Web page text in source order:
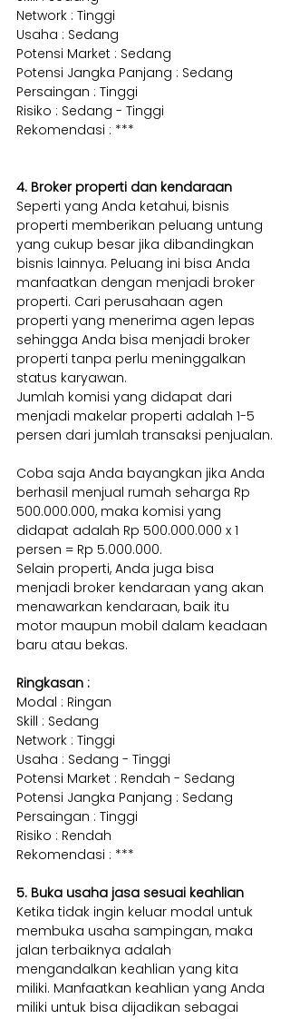
Network : Tinggi
Usaha : Sedang
Potensi Market : Sedang
Potensi Jangka Panjang : Sedang
Persaingan : Tinggi
Risiko : Sedang - Tinggi
Rekomendasi : ***
4. Broker properti dan kendaraan
Seperti yang Anda ketahui, bisnis
properti memberikan peluang untung
yang cukup besar jika dibandingkan
bisnis lainnya. Peluang ini bisa Anda
manfaatkan dengan menjadi broker
properti. Cari perusahaan agen
properti yang menerima agen lepas
sehingga Anda bisa menjadi broker
properti tanpa perlu meninggalkan
status karyawan.
Jumlah komisi yang didapat dari
menjadi makelar properti adalah 1-5
persen dari jumlah transaksi penjualan.
Coba saja Anda bayangkan jika Anda
berhasil menjual rumah seharga Rp
500.000.000, maka komisi yang
didapat adalah Rp 500.000.000 x 1
persen = Rp 5.000.000.
Selain properti, Anda juga bisa
menjadi broker kendaraan yang akan
menawarkan kendaraan, baik itu
motor maupun mobil dalam keadaan
baru atau bekas.
Ringkasan :
Modal : Ringan
Skill : Sedang
Network : Tinggi
Usaha : Sedang - Tinggi
Potensi Market : Rendah - Sedang
Potensi Jangka Panjang : Sedang
Persaingan : Tinggi
Risiko : Rendah
Rekomendasi : ***
5. Buka usaha jasa sesuai keahlian
Ketika tidak ingin keluar modal untuk
membuka usaha sampingan, maka
jalan terbaiknya adalah
mengandalkan keahlian yang kita
miliki. Manfaatkan keahlian yang Anda
miliki untuk bisa dijadikan sebagai